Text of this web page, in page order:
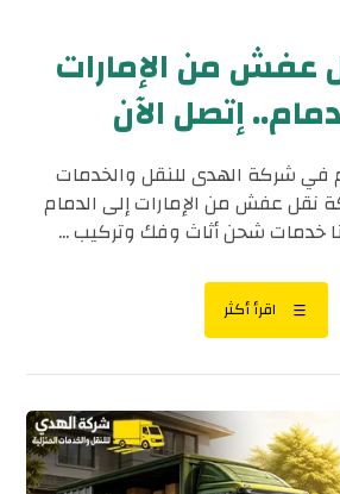
عفش من الإمارات
إتصل الآن
في شركة الهدى للنقل والخدمات
نقل عفش من الإمارات إلى الدمام
خدمات شحن أثاث وفك وتركيب ...
اقرأ أكثر